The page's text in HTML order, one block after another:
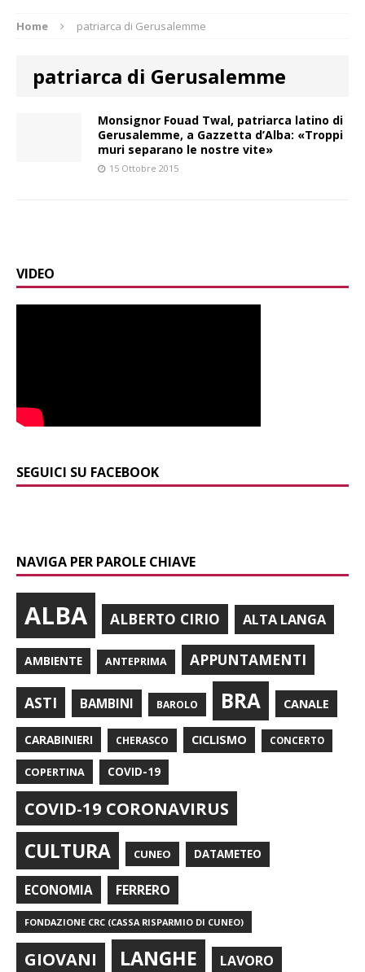
Home patriarca di Gerusalemme
patriarca di Gerusalemme
Monsignor Fouad Twal, patriarca latino di
Gerusalemme, a Gazzetta d’Alba: «Troppi
muri separano le nostre vite»
15 Ottobre 2015
VIDEO
SEGUICI SU FACEBOOK
NAVIGA PER PAROLE CHIAVE
ALBA ALBERTO CIRIO ALTA LANGA
AMBIENTE ANTEPRIMA APPUNTAMENTI
ASTI BAMBINI BAROLO BRA CANALE
CARABINIERI CHERASCO CICLISMO CONCERTO
COPERTINA COVID-19
COVID-19 CORONAVIRUS
CULTURA CUNEO DATAMETEO
ECONOMIA FERRERO
FONDAZIONE CRC (CASSA RISPARMIO DI CUNEO)
GIOVANI LANGHE LAVORO